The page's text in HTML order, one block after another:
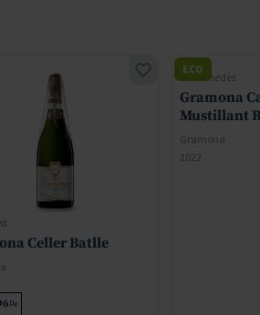
Celler Batlle
Pe
DO Penedès
Gramona
Mustillant
Gramona
2022
ECO